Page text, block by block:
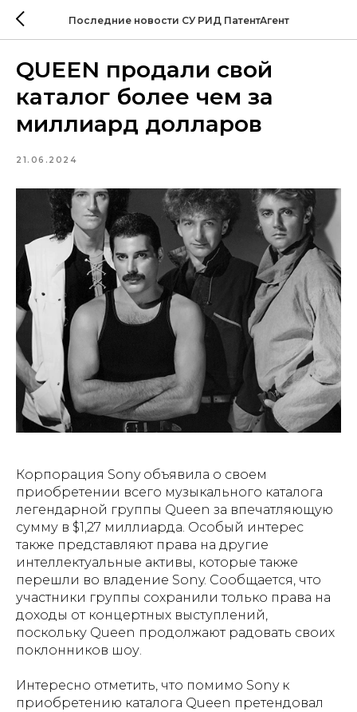
Последние новости СУ РИД ПатентАгент
QUEEN продали свой
каталог более чем за
миллиард долларов
21.06.2024
Корпорация Sony объявила о своем
приобретении всего музыкального каталога
легендарной группы Queen за впечатляющую
сумму в $1,27 миллиарда. Особый интерес
также представляют права на другие
интеллектуальные активы, которые также
перешли во владение Sony. Сообщается, что
участники группы сохранили только права на
доходы от концертных выступлений,
поскольку Queen продолжают радовать своих
поклонников шоу.
Интересно отметить, что помимо Sony к
приобретению каталога Queen претендовал